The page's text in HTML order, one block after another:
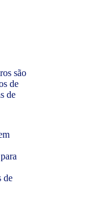
são
de
de
de